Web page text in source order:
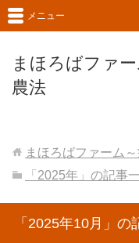
まほろばファ
農法
メニュー
まほろばファーム
「2025年」の記事
「2025年10月」の